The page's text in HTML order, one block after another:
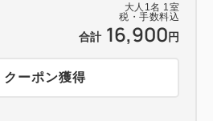
大人 1 名 1 室
税・手数料込
合計 16,900 円
クーポン獲得